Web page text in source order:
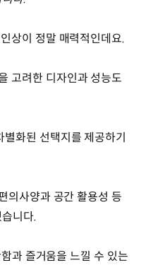
상이 정말 매력적인데요.
고려한 디자인과 성능도
화된 선택지를 제공하기
의사양과 공간 활용성 등
니다.
과 즐거움을 느낄 수 있는